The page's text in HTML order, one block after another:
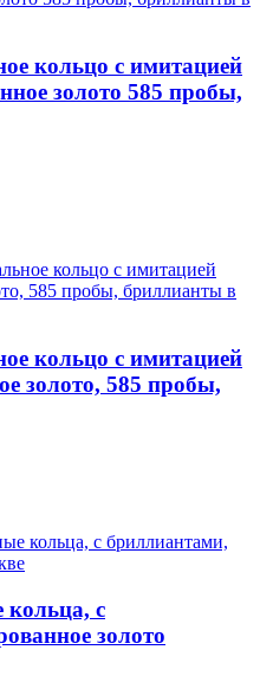
кольцо с имитацией
золото 585 пробы,
кольцо с имитацией
золото, 585 пробы,
с
золото